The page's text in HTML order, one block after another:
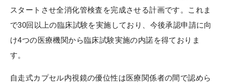
スタートさせ全消化管検査を完成させる計画です。これま
で30回以上の臨床試験を実施しており、今後承認申請に向
け4つの医療機関から臨床試験実施の内諾を得ておりま
す。
自走式カプセル内視鏡の優位性は医療関係者の間で認めら